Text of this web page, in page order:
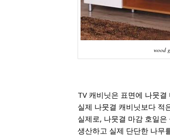
wood
TV 캐비닛은 표면에 나뭇
실제 나뭇결 캐비닛보다 적
실제로, 나뭇결 마감 호일
생산하고 실제 단단한 나무